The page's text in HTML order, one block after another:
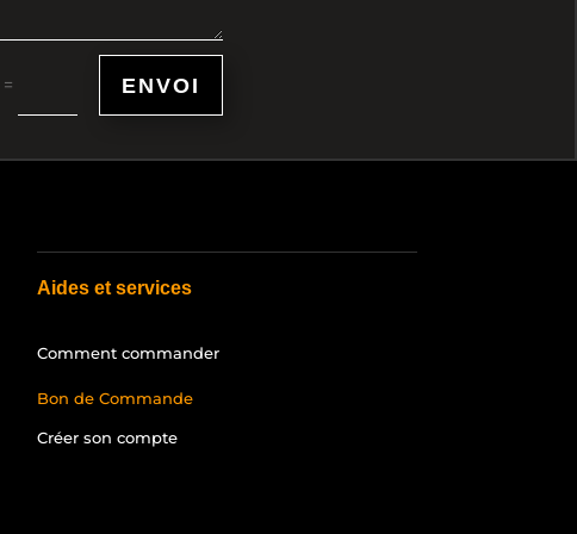
= ENVOI
Aides et services
Comment commander
Bon de Commande
Créer son compte